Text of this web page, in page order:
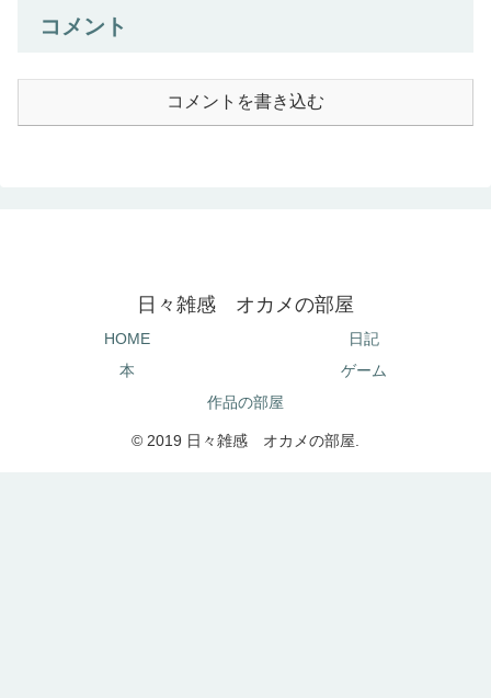
コメント
コメントを書き込む
日々雑感 オカメの部屋
HOME
日記
本
ゲーム
作品の部屋
© 2019 日々雑感 オカメの部屋.